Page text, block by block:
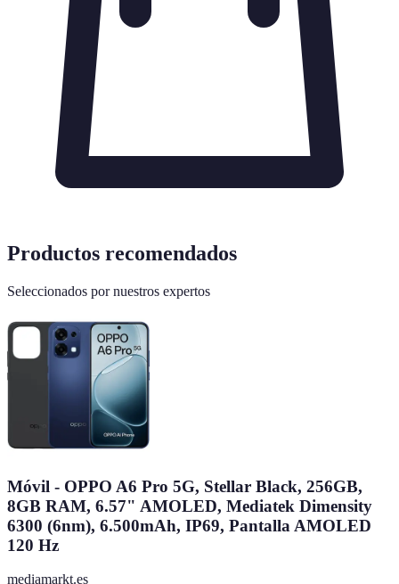
Productos recomendados
Seleccionados por nuestros expertos
Móvil - OPPO A6 Pro 5G, Stellar Black, 256GB,
8GB RAM, 6.57" AMOLED, Mediatek Dimensity
6300 (6nm), 6.500mAh, IP69, Pantalla AMOLED
120 Hz
mediamarkt.es